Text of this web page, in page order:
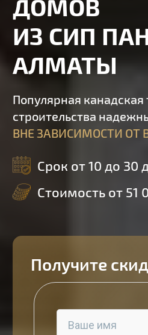
ДОМОВ
ИЗ СИП
АЛМАТЫ
Популярная канадская
строительства
ВНЕ ЗАВИСИМОСТИ ОТ
Срок от 10 до 30
Стоимость от 51
Получите